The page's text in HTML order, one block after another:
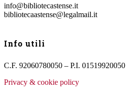
info@bibliotecastense.it
bibliotecaastense@legalmail.it
Info utili
C.F. 92060780050 – P.I. 01519920050
Privacy & cookie policy